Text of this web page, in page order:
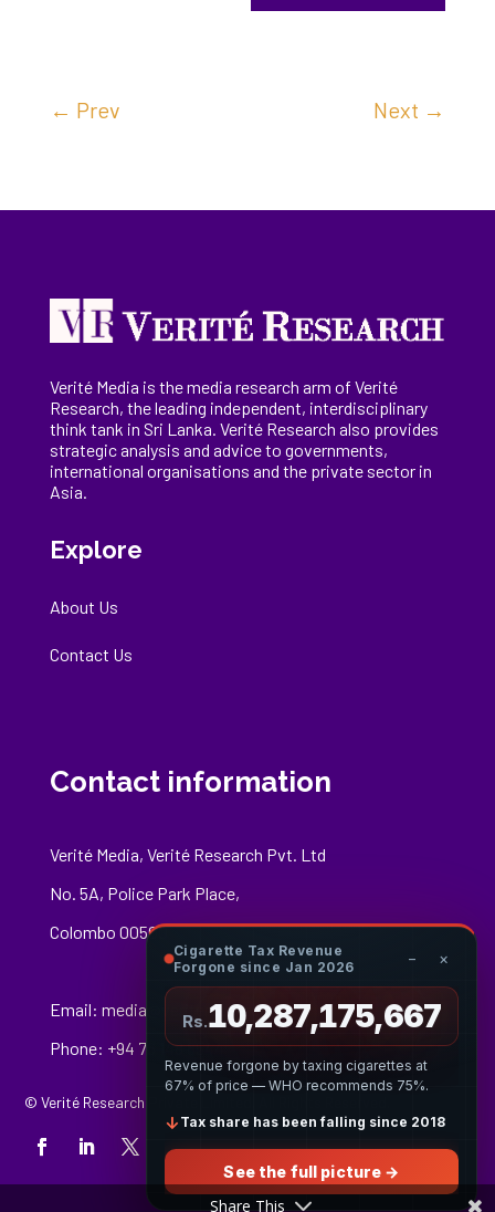
← Prev Next →
Verité Media is the media research arm of Verité
Research, theleading independent, interdisciplinary
think tank in Sri Lanka. Verité Research also provides
strategic analysis and advice to governments,
international organisations and the private sector in
Asia.
Explore
About Us
Contact Us
Contact information
Verité Media, Verité Research Pvt. Ltd
No. 5A, Police Park Place,
Colombo 00500
Email: media@veriteresearch.org
Phone: +94 76 148 8544
© Verité Research Private Limited. All Rights Reserved.
Share This
Cigarette Tax Revenue
Forgone since Jan 2026
− ×
Rs.10,287,175,829
Revenue forgone by taxing cigarettes at
67% of price — WHO recommends 75%.
↓ Tax share has been falling since 2018
See the full picture →